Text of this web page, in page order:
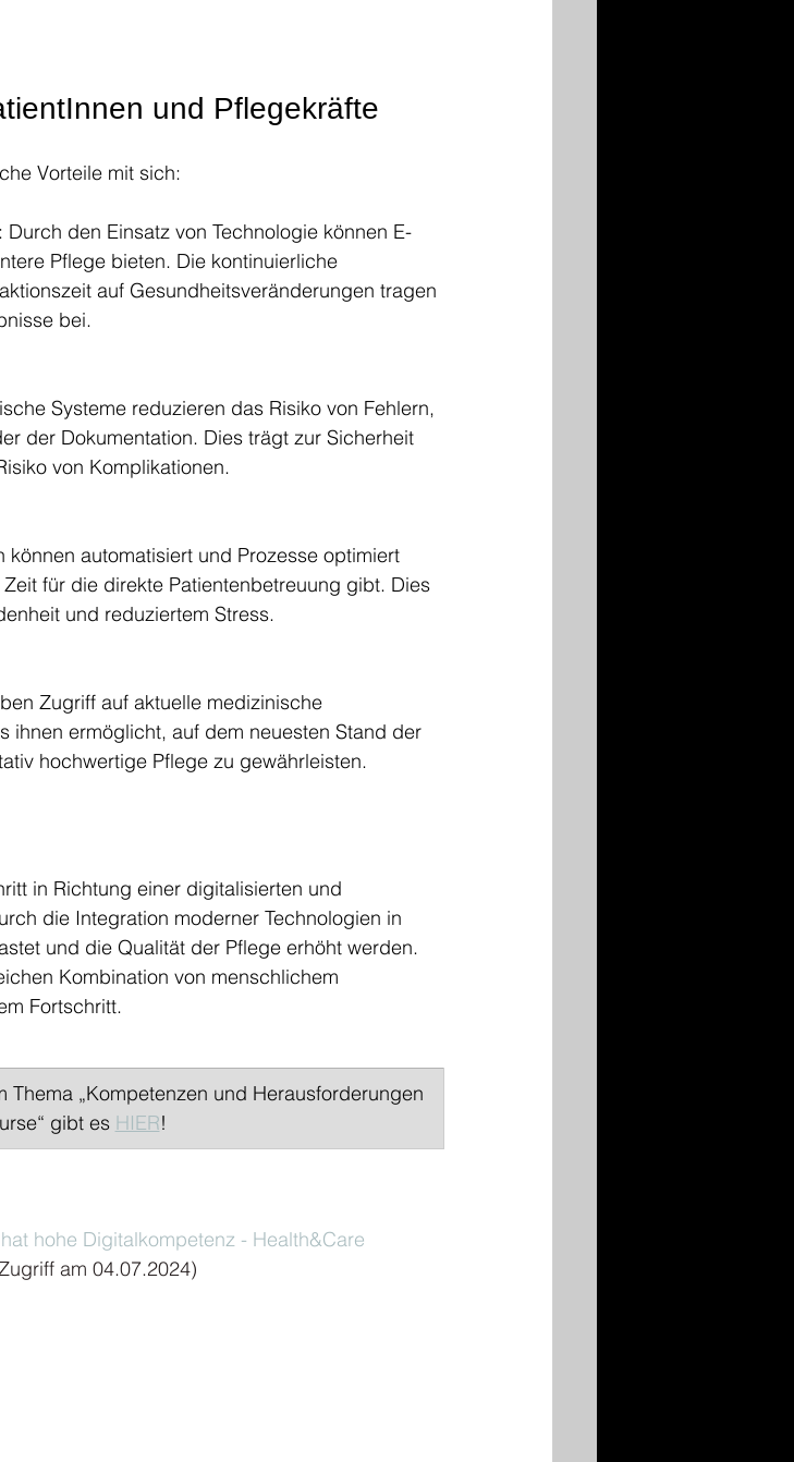
und Pflegekräfte
Vorteile mit sich:
den Einsatz von Technologie können E-
Pflege bieten. Die kontinuierliche
auf Gesundheitsveränderungen tragen
bei.
Systeme reduzieren das Risiko von Fehlern,
der Dokumentation. Dies trägt zur Sicherheit
von Komplikationen.
automatisiert und Prozesse optimiert
für die direkte Patientenbetreuung gibt. Dies
und reduziertem Stress.
Zugriff auf aktuelle medizinische
ihnen ermöglicht, auf dem neuesten Stand der
hochwertige Pflege zu gewährleisten.
in Richtung einer digitalisierten und
die Integration moderner Technologien in
und die Qualität der Pflege erhöht werden.
Kombination von menschlichem
Fortschritt.
Thema „Kompetenzen und Herausforderungen
gibt es HIER!
hohe Digitalkompetenz - Health&Care
am 04.07.2024)